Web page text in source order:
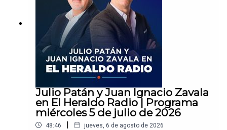
Julio Patán y Juan Ignacio Zavala
en El Heraldo Radio | Programa
miércoles 5 de julio de 2026
48:46 | jueves, 6 de agosto de 2026